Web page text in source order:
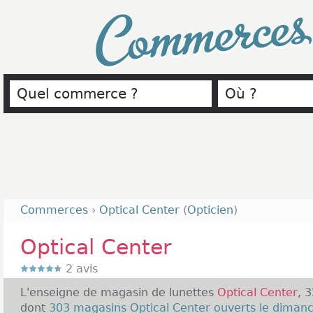
Commerces › Optical Center (Opticien)
Optical Center
2 avis
L'enseigne de magasin de lunettes Optical Center,
dont 303 magasins Optical Center ouverts le